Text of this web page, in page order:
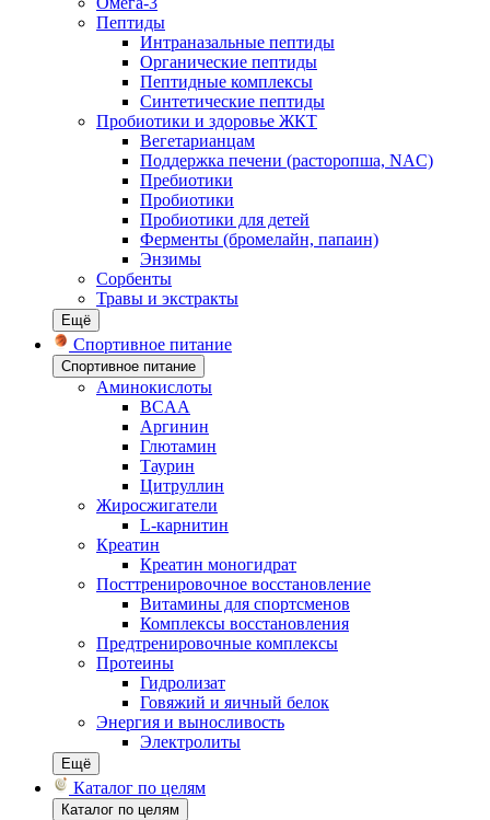
Пептиды
Интраназальные пептиды
Органические пептиды
Пептидные комплексы
Синтетические пептиды
Пробиотики и здоровье ЖКТ
Вегетарианцам
Поддержка печени (расторопша, NAC)
Пребиотики
Пробиотики
Пробиотики для детей
Ферменты (бромелайн, папаин)
Энзимы
Сорбенты
Травы и экстракты
Ещё
Спортивное питание
Спортивное питание
Аминокислоты
BCAA
Аргинин
Глютамин
Таурин
Цитруллин
Жиросжигатели
L-карнитин
Креатин
Креатин моногидрат
Посттренировочное восстановление
Витамины для спортсменов
Комплексы восстановления
Предтренировочные комплексы
Протеины
Гидролизат
Говяжий и яичный белок
Энергия и выносливость
Электролиты
Ещё
Каталог по целям
Каталог по целям